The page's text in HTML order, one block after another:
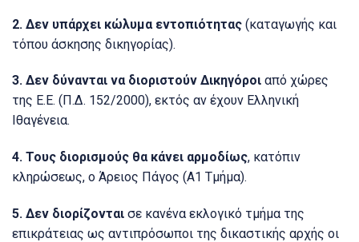
2. Δεν υπάρχει κώλυμα εντοπιότητας (καταγωγής και
τόπου άσκησης δικηγορίας).
3. Δεν δύνανται να διοριστούν Δικηγόροι από χώρες
της Ε.Ε. (Π.Δ. 152/2000), εκτός αν έχουν Ελληνική
Ιθαγένεια.
4. Τους διορισμούς θα κάνει αρμοδίως, κατόπιν
κληρώσεως, o Άρειος Πάγος (Α1 Τμήμα).
5. Δεν διορίζονται σε κανένα εκλογικό τμήμα της
επικράτειας ως αντιπρόσωποι της δικαστικής αρχής οι